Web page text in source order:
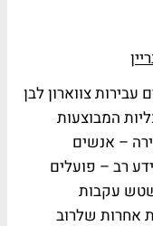
צווארון לבן
המבוצעות
– אנשים
רב – פועלים
עקבות
אחרות שלרוב